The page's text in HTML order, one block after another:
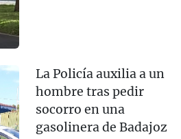
La Policía auxilia a un
hombre tras pedir
socorro en una
gasolinera de Badajoz